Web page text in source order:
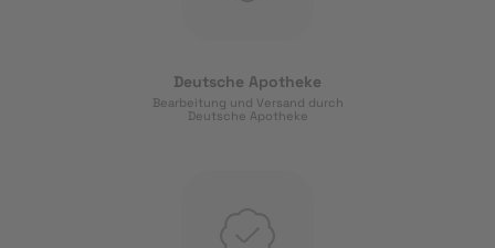
Deutsche Apotheke
Bearbeitung und Versand durch
Deutsche Apotheke